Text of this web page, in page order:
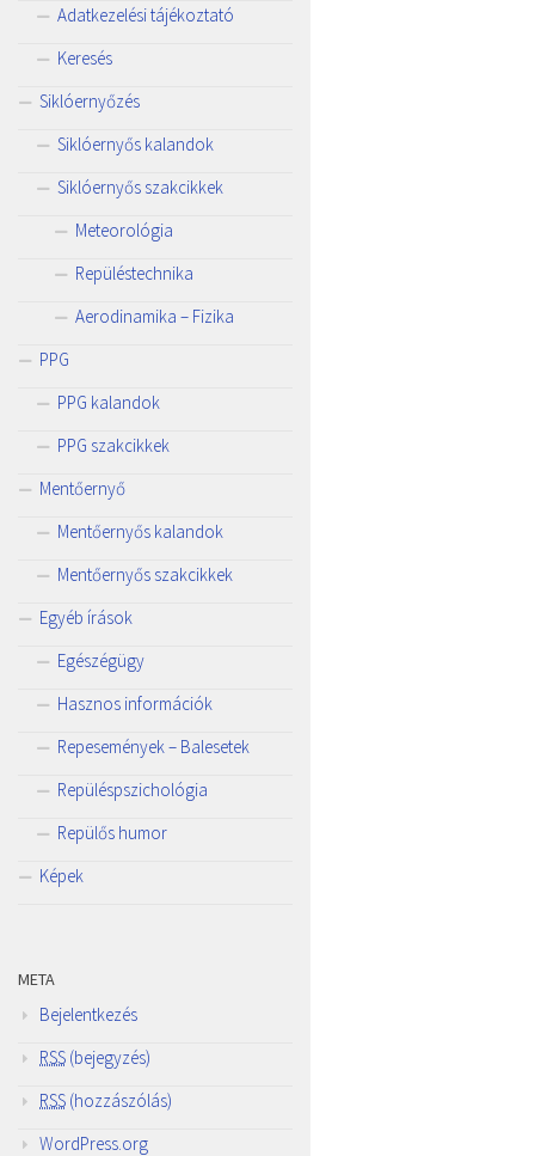
Adatkezelési tájékoztató
Keresés
Siklóernyőzés
Siklóernyős kalandok
Siklóernyős szakcikkek
Meteorológia
Repüléstechnika
Aerodinamika – Fizika
PPG
PPG kalandok
PPG szakcikkek
Mentőernyő
Mentőernyős kalandok
Mentőernyős szakcikkek
Egyéb írások
Egészégügy
Hasznos információk
Repesemények – Balesetek
Repüléspszichológia
Repülős humor
Képek
META
Bejelentkezés
RSS (bejegyzés)
RSS (hozzászólás)
WordPress.org